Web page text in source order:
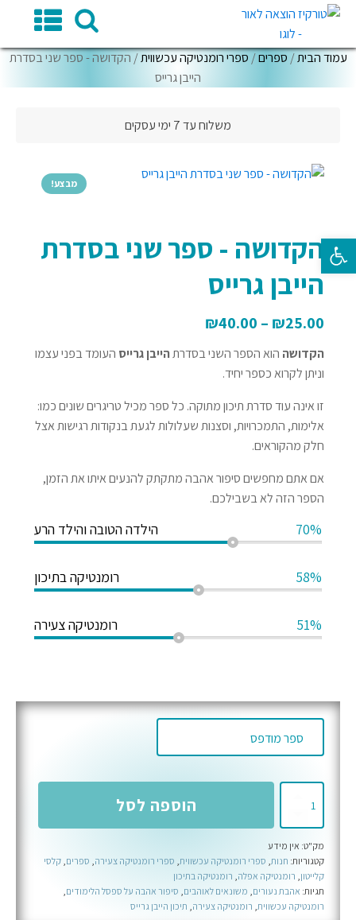
עמוד הבית/ ספרים/ ספרי רומנטיקה עכשווית/ הקדושה - ספר שני בסדרת
הייבן גרייס
משלוח עד 7 ימי עסקים
מבצע!
הקדושה - ספר שני בסדרת
הייבן גרייס
₪25.00
–
₪40.00
הקדושה הוא הספר השני בסדרתהייבן גרייס העומד בפני עצמו
וניתן לקרוא כספר יחיד.
זו אינה עוד סדרת תיכון מתוקה. כל ספר מכיל טריגרים שונים כמו:
אלימות, התמכרויות, וסצנות שעלולות לגעת בנקודות רגישות אצל
חלק מהקוראים.
אם אתם מחפשים סיפור אהבה מתקתק להנעים איתו את הזמן,
הספר הזה לא בשבילכם.
הילדה הטובה והילד הרע 70%
רומנטיקה בתיכון 58%
רומנטיקה צעירה 51%
-
ספר
שני
בסדרת
הוספה לסל
מק"ט: אין מידע
קטגוריות: חנות, ספרי רומנטיקה עכשווית, ספרי רומנטיקה צעירה, ספרים, קלסי
קלייטון, רומנטיקה אפלה, רומנטיקה בתיכון
תגיות: אהבת נעורים, משונאים לאוהבים, סיפור אהבה על ספסל הלימודים,
רומנטיקה עכשווית, רומנטיקה צעירה, תיכון הייבן גרייס
פתח סרגל נגישות